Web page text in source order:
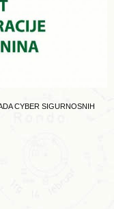
CYBER SIGURNOSNIH